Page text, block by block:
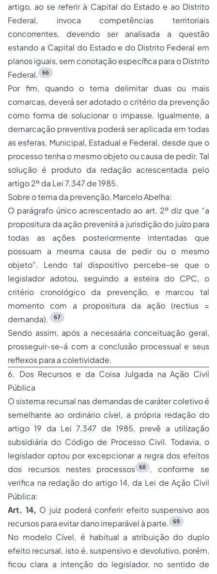
artigo, ao se referir à Capital do Estado e ao Distrito
Federal, invoca competências territoriais
concorrentes, devendo ser analisada a questão
estando a Capital do Estado e do Distrito Federal em
planos iguais, sem conotação específica para o Distrito
Federal.
66
Por fim, quando o tema delimitar duas ou mais
comarcas, deverá ser adotado o critério da prevenção
como forma de solucionar o impasse. Igualmente, a
demarcação preventiva poderá ser aplicada em todas
as esferas, Municipal, Estadual e Federal, desde que o
processo tenha o mesmo objeto ou causa de pedir. Tal
solução é produto da redação acrescentada pelo
artigo 2º da Lei 7.347 de 1985.
Sobre o tema da prevenção, Marcelo Abelha:
O parágrafo único acrescentado ao art. 2º diz que “a
propositura da ação prevenirá a jurisdição do juízo para
todas as ações posteriormente intentadas que
possuam a mesma causa de pedir ou o mesmo
objeto”. Lendo tal dispositivo percebe-se que o
legislador adotou, seguindo a esteira do CPC, o
critério cronológico da prevenção, e marcou tal
momento com a propositura da ação (rectius =
demanda).
67
Sendo assim, após a necessária conceituação geral,
prosseguir-se-á com a conclusão processual e seus
reflexos para a coletividade.
6. Dos Recursos e da Coisa Julgada na Ação Civil
Pública
O sistema recursal nas demandas de caráter coletivo é
semelhante ao ordinário cível, a própria redação do
artigo 19 da Lei 7.347 de 1985, prevê a utilização
subsidiária do Código de Processo Civil. Todavia, o
legislador optou por excepcionar a regra dos efeitos
dos recursos nestes processos 68
, conforme se
verifica na redação do artigo 14, da Lei de Ação Civil
Pública:
Art. 14, O juiz poderá conferir efeito suspensivo aos
recursos para evitar dano irreparável à parte.
69
No modelo Cível, é habitual a atribuição do duplo
efeito recursal, isto é, suspensivo e devolutivo, porém,
ficou clara a intenção do legislador, no sentido de